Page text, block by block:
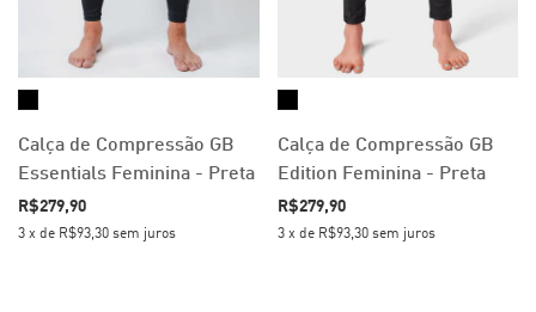
Calça de Compressão GB
Essentials Feminina - Preta
R$279,90
3 x de R$93,30 sem juros
Calça de Compressão GB
Edition Feminina - Preta
R$279,90
3 x de R$93,30 sem juros